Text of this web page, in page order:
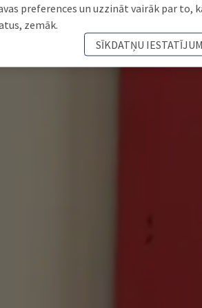
preferences un uzzināt vairāk par to,
zemāk.
SĪKDATŅU